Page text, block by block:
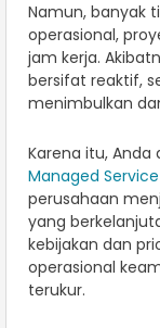
Namun, banyak
operasional,
jam kerja.
bersifat reaktif,
menimbulkan
Karena itu,
Managed
perusahaan
yang
kebijakan dan
operasional
terukur.